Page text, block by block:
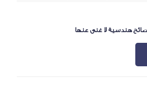
هندسية لا غنى عنها